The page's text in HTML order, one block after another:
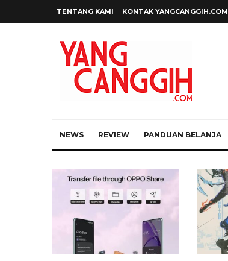
TENTANG KAMI KONTAK YANGCANGGIH.COM
NEWS REVIEW PANDUAN BELANJA